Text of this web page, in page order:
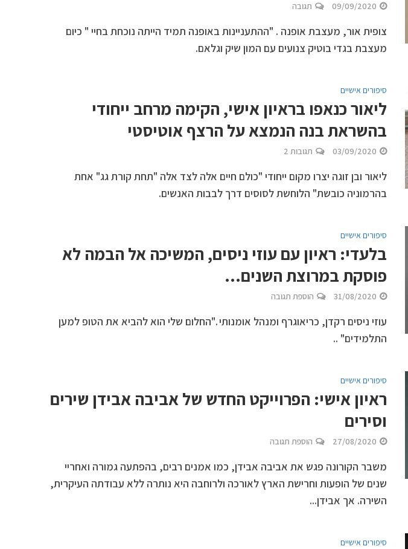
09/09/2020 תגובה
צופית אור, מעצבת אופנה . "ההתעניינות באופנה תמיד הייתה נוכחת בחיי " כיום
מעצבת בגדי בוטיק צנועים עם המון שיק וגלאם.
סיפורים אישיים
ליאור כנאפו בראיון אישי, הקימה מרחב ייחודי
בהשראת בנה הנמצא על הרצף אוטיסטי
03/09/2020 תגובות 2
ליאור ובן זוגה יצרו מקום ייחודי "כולם חיים אלה לצד אלה "תחת קורת גג" אחת
בהרמוניה כובשת" הלוחשת לסוסים דרך לבבות האנשים.
סיפורים אישיים
בלעדי: ראיון עם עוזי ניסים, המשיכה אל הבמה לא
פוסקת במרוצת השנים…
31/08/2020 הוספת תגובה
עוזי ניסים רקדן, כריאוגרף ומנהל אומנותי ."החלום שלי הוא להביא את הטופ למען
התלמידים" ..
סיפורים אישיים
ראיון אישי: הפרוייקט החדש של אביבה אבידן שירים
וסירים
27/08/2020 הוספת תגובה
משבר הקורונה פגש את אביבה אבידן, כמו אמנים רבים, בהפתעה גמורה ואחריי
שנים של הופעות וחרישת הארץ לאורכה ולרוחבה היא נותרה ללא עבודתה העיקרית,
השירה. אך אבידן...
סיפורים אישיים